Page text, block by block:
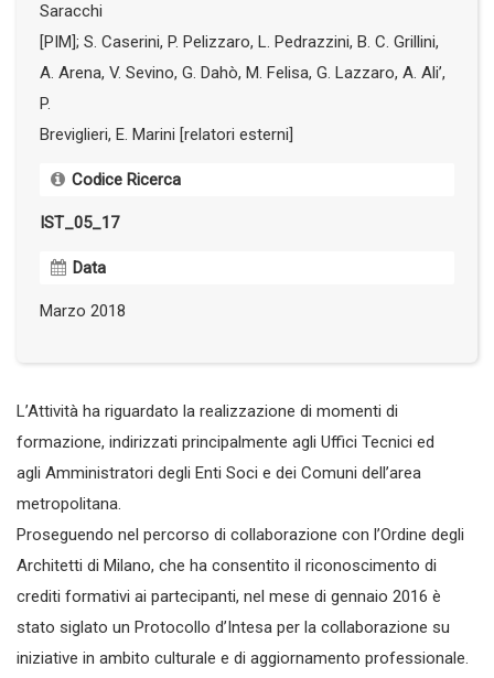
Saracchi
[PIM]; S. Caserini, P. Pelizzaro, L. Pedrazzini, B. C. Grillini,
A. Arena, V. Sevino, G. Dahò, M. Felisa, G. Lazzaro, A. Ali’,
P.
Breviglieri, E. Marini [relatori esterni]
Codice Ricerca
IST_05_17
Data
Marzo 2018
L’Attività ha riguardato la realizzazione di momenti di
formazione, indirizzati principalmente agli Uffici Tecnici ed
agli Amministratori degli Enti Soci e dei Comuni dell’area
metropolitana.
Proseguendo nel percorso di collaborazione con l’Ordine degli
Architetti di Milano, che ha consentito il riconoscimento di
crediti formativi ai partecipanti, nel mese di gennaio 2016 è
stato siglato un Protocollo d’Intesa per la collaborazione su
iniziative in ambito culturale e di aggiornamento professionale.